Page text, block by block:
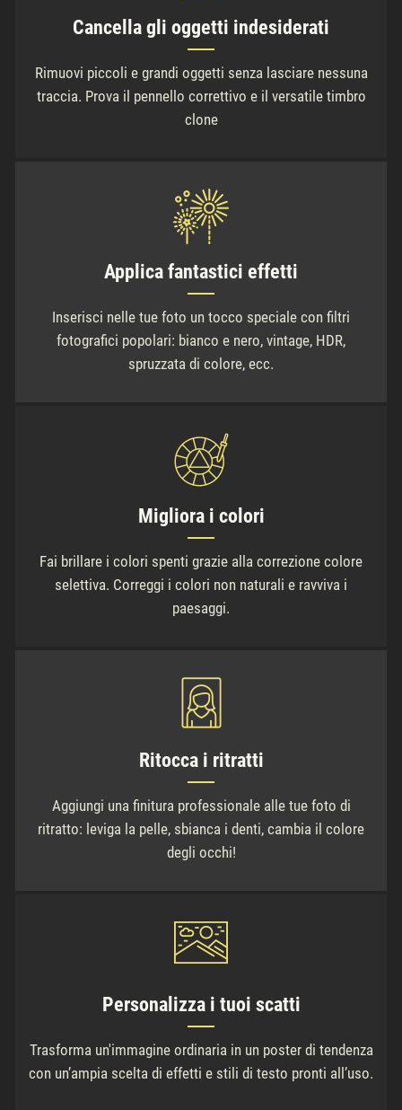
Cancella gli oggetti indesiderati
Rimuovi piccoli e grandi oggetti senza lasciare nessuna
traccia. Prova il pennello correttivo e il versatile timbro
clone
Applica fantastici effetti
Inserisci nelle tue foto un tocco speciale con filtri
fotografici popolari: bianco e nero, vintage, HDR,
spruzzata di colore, ecc.
Migliora i colori
Fai brillare i colori spenti grazie alla correzione colore
selettiva. Correggi i colori non naturali e ravviva i
paesaggi.
Ritocca i ritratti
Aggiungi una finitura professionale alle tue foto di
ritratto: leviga la pelle, sbianca i denti, cambia il colore
degli occhi!
Personalizza i tuoi scatti
Trasforma un'immagine ordinaria in un poster di tendenza
con un’ampia scelta di effetti e stili di testo pronti all’uso.